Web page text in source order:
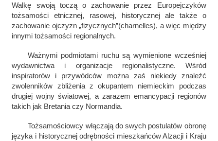
Walkę swoją toczą o zachowanie przez Europejczyków
tożsamości etnicznej, rasowej, historycznej ale także o
zachowanie ojczyzn „fizycznych”(charnelles), a więc między
innymi tożsamości regionalnych.
Ważnymi podmiotami ruchu są wymienione wcześniej
wydawnictwa i organizacje regionalistyczne. Wśród
inspiratorów i przywódców można zaś niekiedy znaleźć
zwolenników zbliżenia z okupantem niemieckim podczas
drugiej wojny światowej, a zarazem emancypacji regionów
takich jak Bretania czy Normandia.
Tożsamościowcy włączają do swych postulatów obronę
języka i historycznej odrębności mieszkańców Alzacji i Kraju